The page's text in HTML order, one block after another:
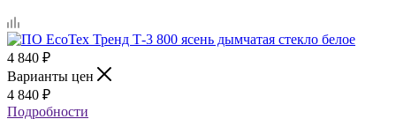
4 840 ₽
Варианты цен
4 840 ₽
Подробности